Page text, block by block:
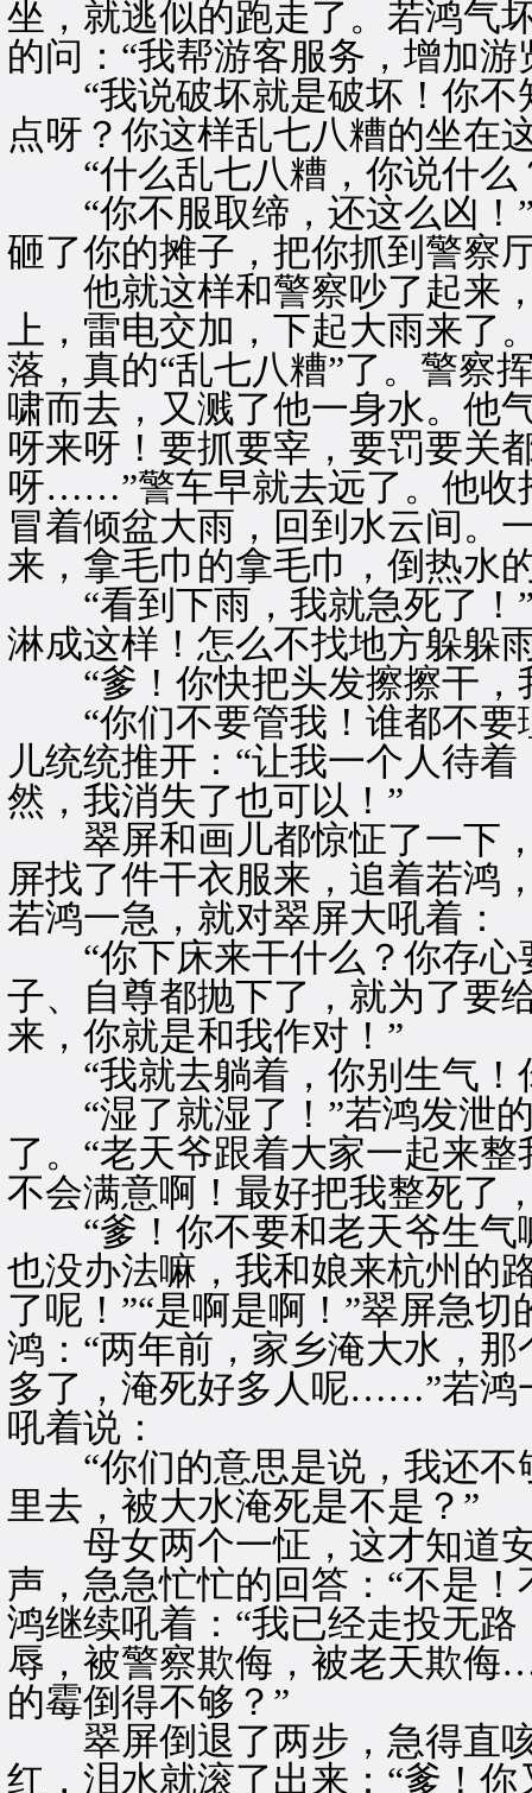
坐，就逃似的跑走了。若鸿气
的问：“我帮游客服务，增加
“我说破坏就是破坏！你不
点呀？你这样乱七八糟的坐
“什么乱七八糟，你说什么
“你不服取缔，还这么凶！”
砸了你的摊子，把你抓到警察
他就这样和警察吵了起来，
上，雷电交加，下起大雨来了
落，真的“乱七八糟”了。警察
啸而去，又溅了他一身水。他
呀来呀！要抓要宰，要罚要关
呀……”警车早就去远了。他收
冒着倾盆大雨，回到水云间。
来，拿毛巾的拿毛巾，倒热水
“看到下雨，我就急死了！”
淋成这样！怎么不找地方躲躲
“爹！你快把头发擦擦干，
“你们不要管我！谁都不要
儿统统推开：“让我一个人待
然，我消失了也可以！”
翠屏和画儿都惊怔了一下，
屏找了件干衣服来，追着若鸿
若鸿一急，就对翠屏大吼着：
“你下床来干什么？你存心
子、自尊都抛下了，就为了要
来，你就是和我作对！”
“我就去躺着，你别生气！
“湿了就湿了！”若鸿发泄的
了。“老天爷跟着大家一起来
不会满意啊！最好把我整死了
“爹！你不要和老天爷生气
也没办法嘛，我和娘来杭州的
了呢！”“是啊是啊！”翠屏急
鸿：“两年前，家乡淹大水，
多了，淹死好多人呢……”若鸿
吼着说：
“你们的意思是说，我还不
里去，被大水淹死是不是？”
母女两个一怔，这才知道安
声，急急忙忙的回答：“不是
鸿继续吼着：“我已经走投无
辱，被警察欺侮，被老天欺
的霉倒得不够？”
翠屏倒退了两步，急得直咳
红，泪水就滚了出来：“爹！